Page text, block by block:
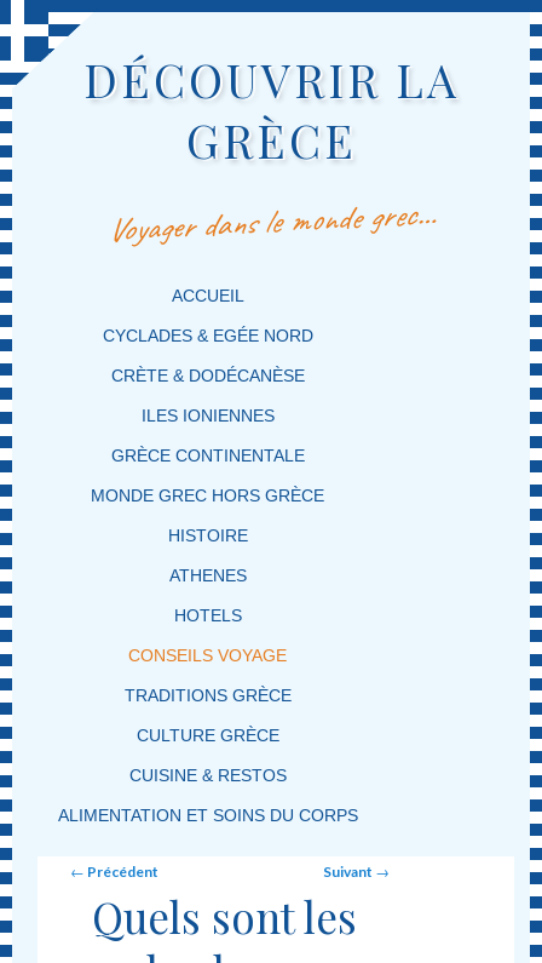
DÉCOUVRIR LA
GRÈCE
Voyager dans le monde grec…
MENU PRINCIPAL
MASQUER LA NAVIGATION PRINCIPALE
MASQUER LA NAVIGATION SECONDAIRE
ACCUEIL
CYCLADES & EGÉE NORD
CRÈTE & DODÉCANÈSE
ILES IONIENNES
GRÈCE CONTINENTALE
MONDE GREC HORS GRÈCE
HISTOIRE
ATHENES
HOTELS
CONSEILS VOYAGE
TRADITIONS GRÈCE
CULTURE GRÈCE
CUISINE & RESTOS
ALIMENTATION ET SOINS DU CORPS
Post navigation
← Précédent Suivant →
Quels sont les